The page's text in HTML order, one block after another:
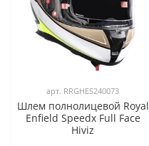
арт. RRGHES240073
Шлем полнолицевой Royal
Enfield Speedx Full Face
Hiviz